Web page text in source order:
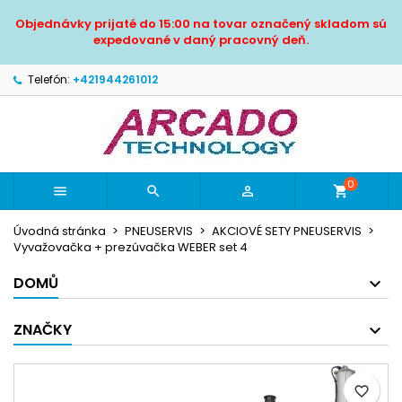
Objednávky prijaté do 15:00 na tovar označený skladom sú
expedované v daný pracovný deň.
Telefón: +421944261012
   shopping_cart0
Úvodná stránka PNEUSERVIS
AKCIOVÉ SETY PNEUSERVIS
Vyvažovačka + prezúvačka WEBER set 4
DOMŮ
ZNAČKY
favorite_border
Pridať do obľúbených ×
add_circle_outline Vytvoriť nový zoznam
Vytvoriť zoznam želaní ×
Názov zoznamu želaní
Zrušiť Vytvoriť zoznam želaní
Prihlásiť sa ×
Musíte byť prihlásený, aby ste si mohli výrobky uložiť
do svojho zoznamu želaní.
Zrušiť Prihlásiť sa